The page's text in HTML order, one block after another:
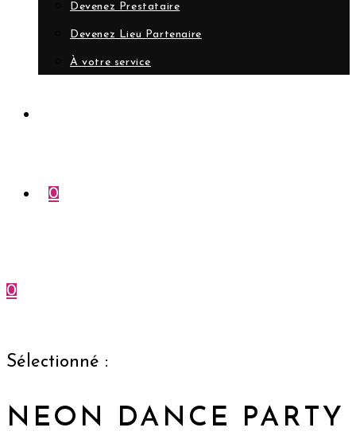
Devenez Prestataire
Devenez Lieu Partenaire
À votre service
0
0
Sélectionné :
NEON DANCE PARTY